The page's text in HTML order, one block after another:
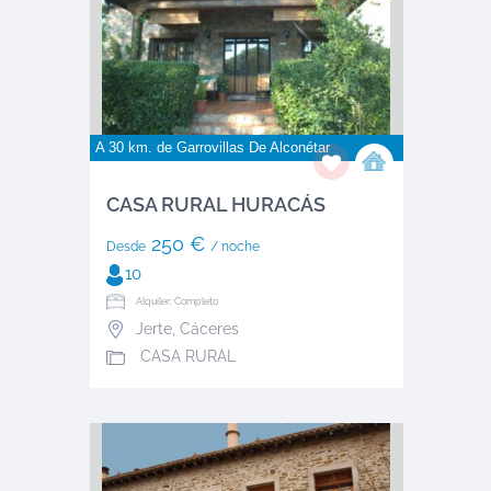
A 30 km. de Garrovillas De Alconétar
CASA RURAL HURACÁS
Desde250 € / noche
10
Alquiler: Completo
Jerte, Cáceres
CASA RURAL